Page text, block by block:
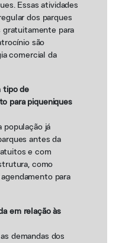
Essas atividades
dos parques
gratuitamente para
são
comercial da
tipo de
para piqueniques
população já
antes da
e com
como
para
em relação às
demandas dos